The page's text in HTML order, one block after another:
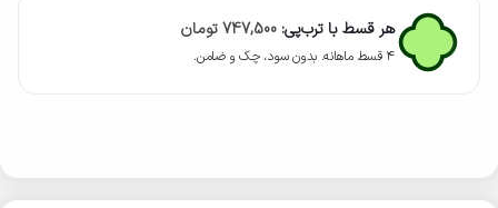
هر قسط با ترب‌پی: 747,500تومان
۴ قسط ماهانه. بدون سود، چک و ضامن.